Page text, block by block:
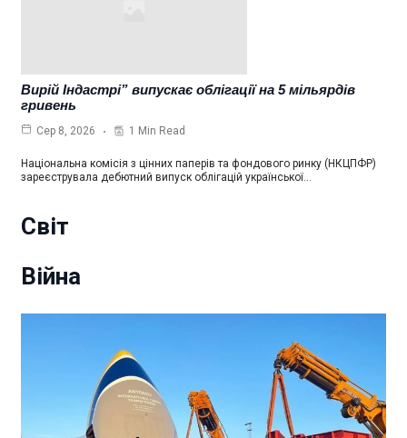
Вирій Індастрі” випускає облігації на 5 мільярдів
гривень
Сер 8, 2026 1 Min Read
Національна комісія з цінних паперів та фондового ринку (НКЦПФР)
зареєструвала дебютний випуск облігацій української…
Світ
Війна